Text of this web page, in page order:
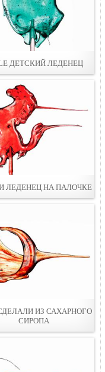
ДЕТСКИЙ ЛЕДЕНЕЦ
ЛЕДЕНЕЦ НА ПАЛОЧКЕ
ИЗ САХАРНОГО
СИРОПА